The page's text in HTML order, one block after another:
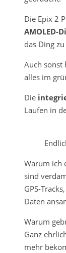
Die Epix 2
AMOLED-
das Ding
Auch sonst
alles im
Die
Laufen in
Warum ich
sind
GPS-
Daten
Warum
Ganz
mehr